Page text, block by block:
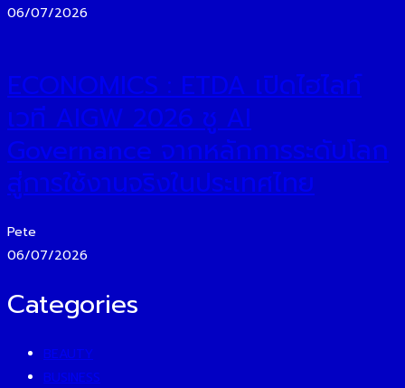
06/07/2026
ECONOMICS : ETDA เปิดไฮไลท์
เวที AIGW 2026 ชู AI
Governance จากหลักการระดับโลก
สู่การใช้งานจริงในประเทศไทย
Pete
06/07/2026
Categories
BEAUTY
BUSINESS